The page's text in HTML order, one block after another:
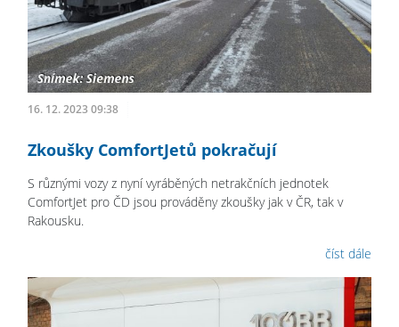
16. 12. 2023 09:38
Zkoušky ComfortJetů pokračují
S různými vozy z nyní vyráběných netrakčních jednotek
ComfortJet pro ČD jsou prováděny zkoušky jak v ČR, tak v
Rakousku.
číst dále